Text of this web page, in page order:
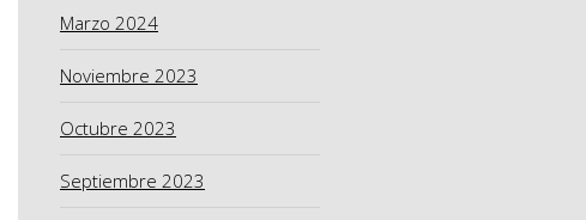
Marzo 2024
Noviembre 2023
Octubre 2023
Septiembre 2023